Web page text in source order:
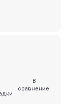
В
сравнение